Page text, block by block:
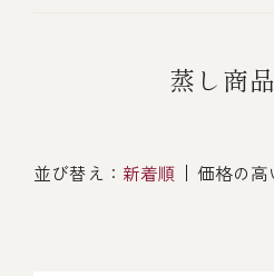
お造り（お刺身）
焼物
ごちそう重
全ての商品を見る
海鮮鍋
蒸し商
並び替え： 新着順 価格の高